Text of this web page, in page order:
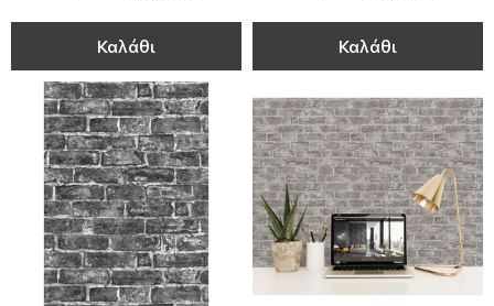
Καλάθι Καλάθι